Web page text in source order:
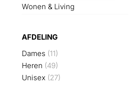
Wonen & Living
AFDELING
Dames (11)
Heren (49)
Unisex (27)